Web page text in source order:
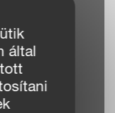
által